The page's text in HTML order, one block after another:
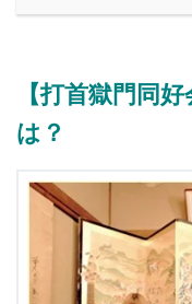
【打首獄門同
は？